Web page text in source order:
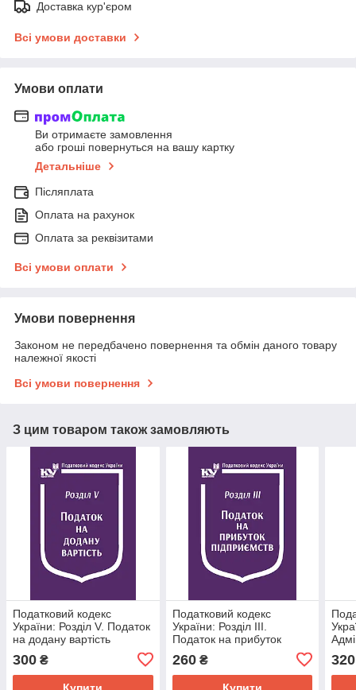
Доставка кур'єром
Всі умови доставки
Умови оплати
Ви отримаєте замовлення
або гроші повернуться на вашу картку
Детальніше
Післяплата
Оплата на рахунок
Оплата за реквізитами
Всі умови оплати
Умови повернення
Законом не передбачено повернення та обмін даного товару
належної якості
Всі умови повернення
З цим товаром також замовляють
Податковий кодекс
України: Розділ V. Податок
на додану вартість
300 ₴
Податковий кодекс
України: Розділ ІІІ.
Податок на прибуток
260₴ 320